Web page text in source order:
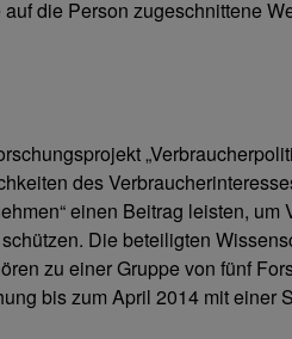
die Person zugeschnittene
des
einen Beitrag leisten, um
Die beteiligten
zu einer Gruppe von fünf
bis zum April 2014 mit einer